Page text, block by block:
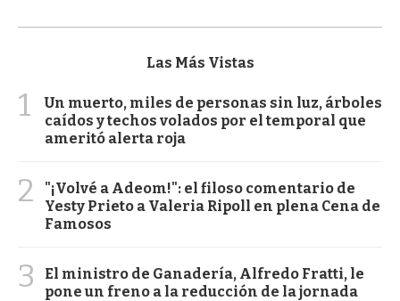
Las Más Vistas
1
Un muerto, miles de personas sin luz, árboles
caídos y techos volados por el temporal que
ameritó alerta roja
2
"¡Volvé a Adeom!": el filoso comentario de
Yesty Prieto a Valeria Ripoll en plena Cena de
Famosos
3
El ministro de Ganadería, Alfredo Fratti, le
pone un freno a la reducción de la jornada